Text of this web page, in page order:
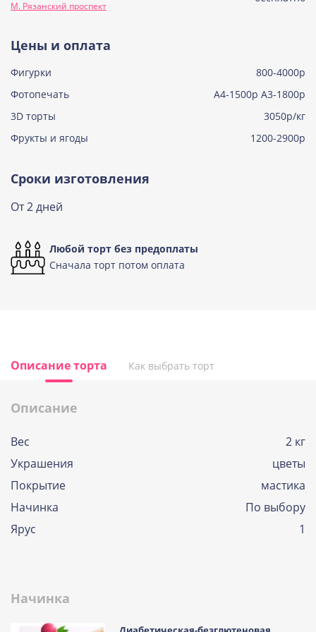
Узнать подробнее о начинке
М. Рязанский проспект
Цены и оплата
Фигурки
800-4000р
Фотопечать
А4-1500р А3-1800р
3D торты
3050р/кг
Фрукты и ягоды
1200-2900р
Сроки изготовления
От 2 дней
Любой торт без предоплаты
Сначала торт потом оплата
Описание торта Как выбрать торт
Описание
Вес
2 кг
Украшения
цветы
Покрытие
мастика
Начинка
По выбору
Ярус
1
Начинка